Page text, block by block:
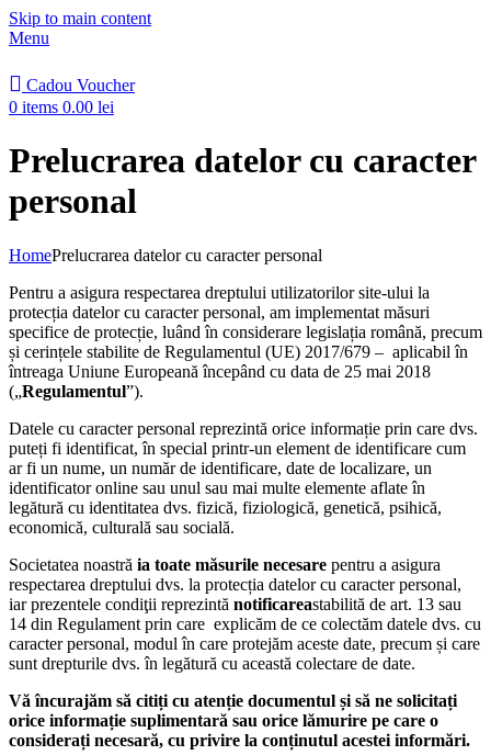
Skip to main content
Menu
Cadou Voucher
0 items 0.00 lei
Prelucrarea datelor cu caracter
personal
HomePrelucrarea datelor cu caracter personal
Pentru a asigura respectarea dreptului utilizatorilor site-ului la
protecția datelor cu caracter personal, am implementat măsuri
specifice de protecție, luând în considerare legislația română, precum
și cerințele stabilite de Regulamentul (UE) 2017/679 – aplicabil în
întreaga Uniune Europeană începând cu data de 25 mai 2018
(„Regulamentul”).
Datele cu caracter personal reprezintă orice informație prin care dvs.
puteți fi identificat, în special printr-un element de identificare cum
ar fi un nume, un număr de identificare, date de localizare, un
identificator online sau unul sau mai multe elemente aflate în
legătură cu identitatea dvs. fizică, fiziologică, genetică, psihică,
economică, culturală sau socială.
Societatea noastră ia toate măsurile necesare pentru a asigura
respectarea dreptului dvs. la protecția datelor cu caracter personal,
iar prezentele condiţii reprezintă notificareastabilită de art. 13 sau
14 din Regulament prin care explicăm de ce colectăm datele dvs. cu
caracter personal, modul în care protejăm aceste date, precum și care
sunt drepturile dvs. în legătură cu această colectare de date.
Vă încurajăm să citiți cu atenție documentul și să ne solicitați
orice informație suplimentară sau orice lămurire pe care o
considerați necesară, cu privire la conținutul acestei informări.